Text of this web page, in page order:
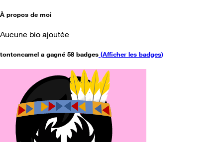
À propos de moi
Aucune bio ajoutée
tontoncamel a gagné 58 badges (Afficher les badges)